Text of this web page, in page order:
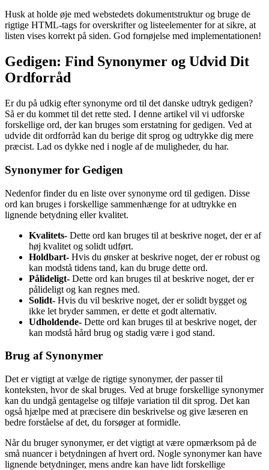
Husk at holde øje med webstedets dokumentstruktur og bruge de
rigtige HTML-tags for overskrifter og listeelementer for at sikre, at
listen vises korrekt på siden. God fornøjelse med implementationen!
Gedigen: Find Synonymer og Udvid Dit
Ordforråd
Er du på udkig efter synonyme ord til det danske udtryk gedigen?
Så er du kommet til det rette sted. I denne artikel vil vi udforske
forskellige ord, der kan bruges som erstatning for gedigen. Ved at
udvide dit ordforråd kan du berige dit sprog og udtrykke dig mere
præcist. Lad os dykke ned i nogle af de muligheder, du har.
Synonymer for Gedigen
Nedenfor finder du en liste over synonyme ord til gedigen. Disse
ord kan bruges i forskellige sammenhænge for at udtrykke en
lignende betydning eller kvalitet.
Kvalitets- Dette ord kan bruges til at beskrive noget, der er af
høj kvalitet og solidt udført.
Holdbart- Hvis du ønsker at beskrive noget, der er robust og
kan modstå tidens tand, kan du bruge dette ord.
Pålideligt- Dette ord kan bruges til at beskrive noget, der er
pålideligt og kan regnes med.
Solidt- Hvis du vil beskrive noget, der er solidt bygget og
ikke let bryder sammen, er dette et godt alternativ.
Udholdende- Dette ord kan bruges til at beskrive noget, der
kan modstå hård brug og stadig være i god stand.
Brug af Synonymer
Det er vigtigt at vælge de rigtige synonymer, der passer til
konteksten, hvor de skal bruges. Ved at bruge forskellige synonymer
kan du undgå gentagelse og tilføje variation til dit sprog. Det kan
også hjælpe med at præcisere din beskrivelse og give læseren en
bedre forståelse af det, du forsøger at formidle.
Når du bruger synonymer, er det vigtigt at være opmærksom på de
små nuancer i betydningen af hvert ord. Nogle synonymer kan have
lignende betydninger, mens andre kan have lidt forskellige